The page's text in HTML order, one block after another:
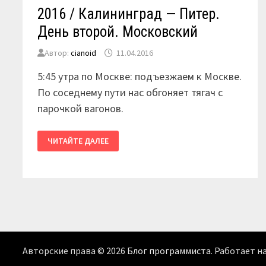
2016 / Калининград — Питер.
День второй. Московский
Автор:cianoid 11.04.2016
5:45 утра по Москве: подъезжаем к Москве.
По соседнему пути нас обгоняет тягач с
парочкой вагонов.
/
КАЛИНИНГРАД
ЧИТАЙТЕ ДАЛЕЕ
Авторские права © 2026 Блог программиста. Работает